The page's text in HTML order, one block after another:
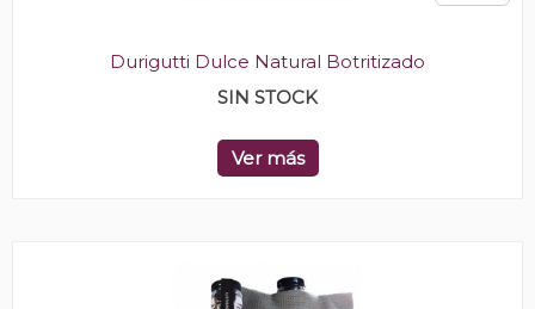
Durigutti Dulce Natural Botritizado
SIN STOCK
Ver más